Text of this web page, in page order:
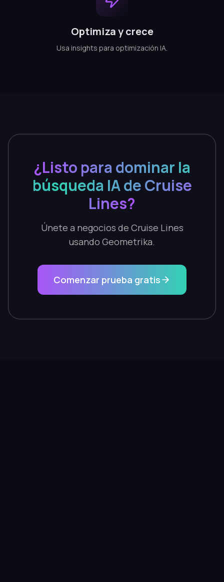
Optimiza y crece
Usa insights para optimización IA.
¿Listo para dominar la
búsqueda IA de Cruise
Lines?
Únete a negocios de Cruise Lines
usando Geometrika.
Comenzar prueba gratis